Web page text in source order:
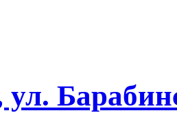
ул.